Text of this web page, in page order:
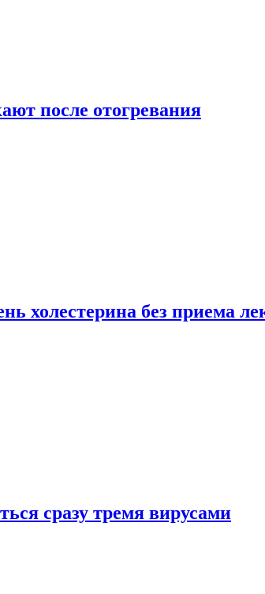
после отогревания
холестерина без приема
сразу тремя вирусами